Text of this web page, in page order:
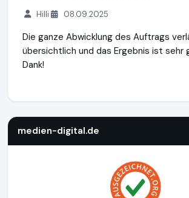
Hilli 08.09.2025
Die ganze Abwicklung des Auftrags
übersichtlich und das Ergebnis ist sehr
Dank!
medien-digital.de